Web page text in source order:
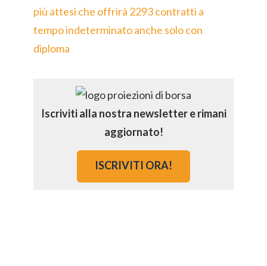
più attesi che offrirà 2293 contratti a
tempo indeterminato anche solo con
diploma
Iscriviti alla nostra newsletter e rimani
aggiornato!
ISCRIVITI ORA!